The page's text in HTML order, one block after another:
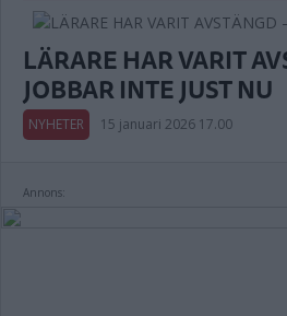
LÄRARE HAR VARIT
JOBBAR INTE JUST NU
NYHETER 15 januari 2026 17.00
Annons: